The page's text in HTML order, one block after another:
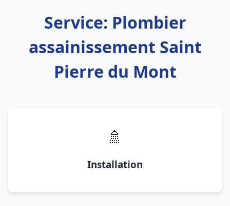
Service: Plombier
assainissement Saint
Pierre du Mont
🚿
Installation